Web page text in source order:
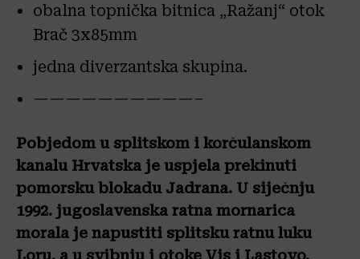
obalna topnička bitnica „Ražanj“ otok
Brač 3x85mm
jedna diverzantska skupina.
——————————–
Pobjedom u splitskom i korčulanskom
kanalu Hrvatska je uspjela prekinuti
pomorsku blokadu Jadrana. U siječnju
1992. jugoslavenska ratna mornarica
morala je napustiti splitsku ratnu luku
Loru, a u svibnju i otoke Vis i Lastovo.